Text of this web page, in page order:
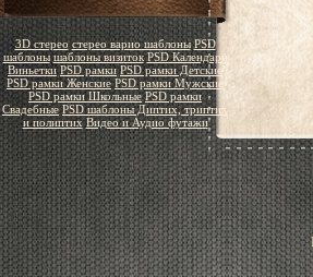
3D стерео стерео варио шаблоны PSD
шаблоны шаблоны визиток PSD Календари
Виньетки PSD рамки PSD рамки Детские
PSD рамки Женские PSD рамки Мужские
PSD рамки Школьные PSD рамки
Свадебные PSD шаблоны Диптих, триптих
и полиптих Видео и Аудио футажи